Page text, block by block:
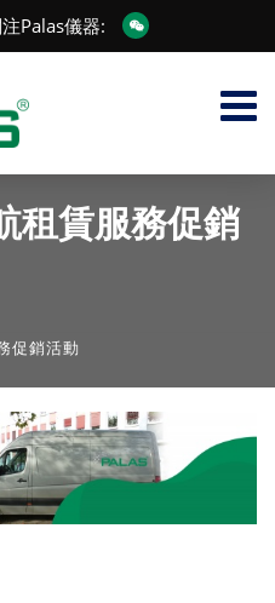
Palas儀器:
租賃服務促銷
促銷活動